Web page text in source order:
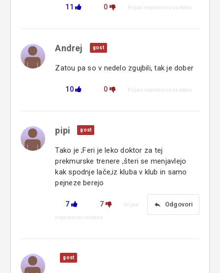
11 0 Prijavi neprimerno vsebino
Andrej gost
Zatou pa so v nedelo zgujbili, tak je dober
10 0 Prijavi neprimerno vsebino
pipi gost
Tako je ;Feri je leko doktor za tej
prekmurske trenere ,šteri se menjavlejo
kak spodnje lače,iz kluba v klub in samo
pejneze berejo
7 7 reply Odgovori
Prijavi
neprimerno vsebino
gost